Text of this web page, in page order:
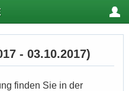
- 03.10.2017)
finden Sie in der